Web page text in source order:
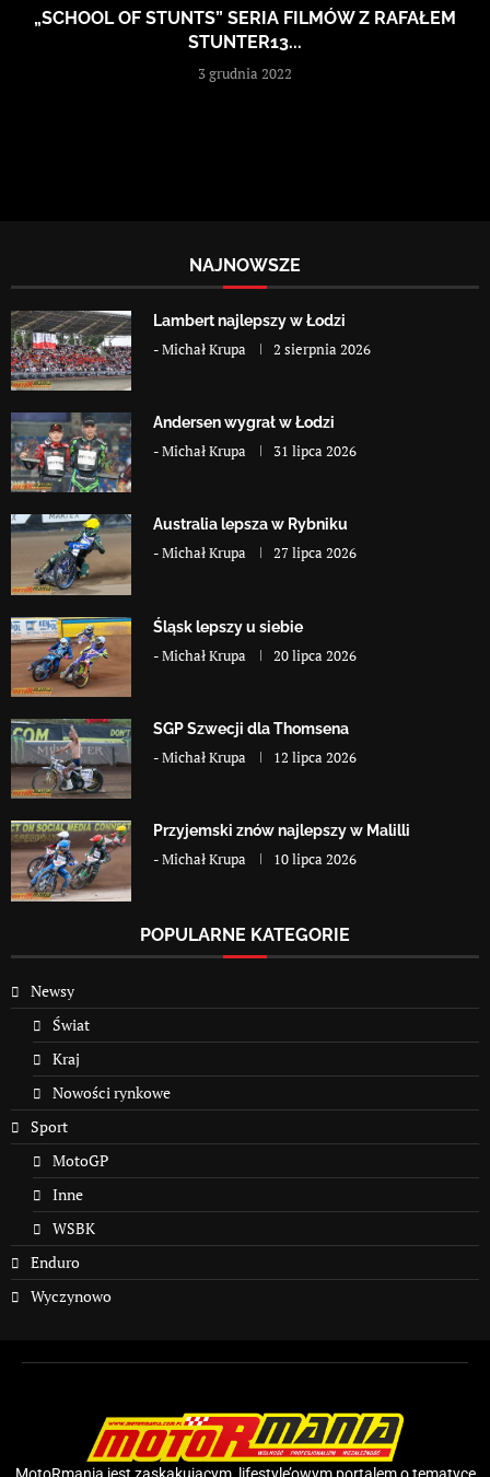
„SCHOOL OF STUNTS” SERIA FILMÓW Z RAFAŁEM
STUNTER13...
3 grudnia 2022
NAJNOWSZE
Lambert najlepszy w Łodzi
-Michał Krupa 2 sierpnia 2026
Andersen wygrał w Łodzi
-Michał Krupa 31 lipca 2026
Australia lepsza w Rybniku
-Michał Krupa 27 lipca 2026
Śląsk lepszy u siebie
-Michał Krupa 20 lipca 2026
SGP Szwecji dla Thomsena
-Michał Krupa 12 lipca 2026
Przyjemski znów najlepszy w Malilli
-Michał Krupa 10 lipca 2026
POPULARNE KATEGORIE
Newsy
Świat
Kraj
Nowości rynkowe
Sport
MotoGP
Inne
WSBK
Enduro
Wyczynowo
MotoRmania jest zaskakującym, lifestyle’owym portalem o tematyce